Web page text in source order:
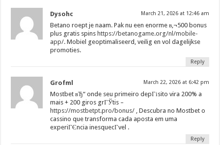
Dysohc March 21, 2026 at 12:46 am
Betano roept je naam. Pak nu een enorme в‚¬500 bonus
plus gratis spins https://betanogame.org/nl/mobile-
app/. Mobiel geoptimaliseerd, veilig en vol dagelijkse
promoties.
Reply
Grofml March 22, 2026 at 6:42 pm
Mostbet вЂ“ onde seu primeiro depГіsito vira 200% a
mais + 200 giros grГЎtis –
https://mostbetpt.pro/bonus/ , Descubra no Mostbet o
cassino que transforma cada aposta em uma
experiГЄncia inesquecГ­vel .
Reply